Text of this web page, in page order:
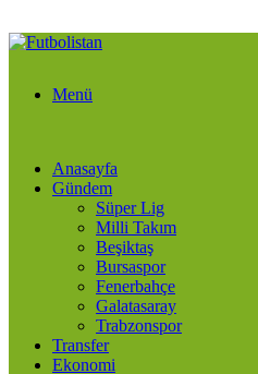
Menü
Anasayfa
Gündem
Süper Lig
Milli Takım
Beşiktaş
Bursaspor
Fenerbahçe
Galatasaray
Trabzonspor
Transfer
Ekonomi